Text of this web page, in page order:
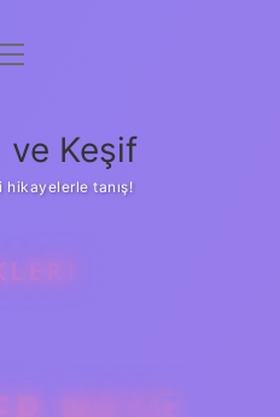
Uyarı
ve Keşif
hikayelerle tanış!